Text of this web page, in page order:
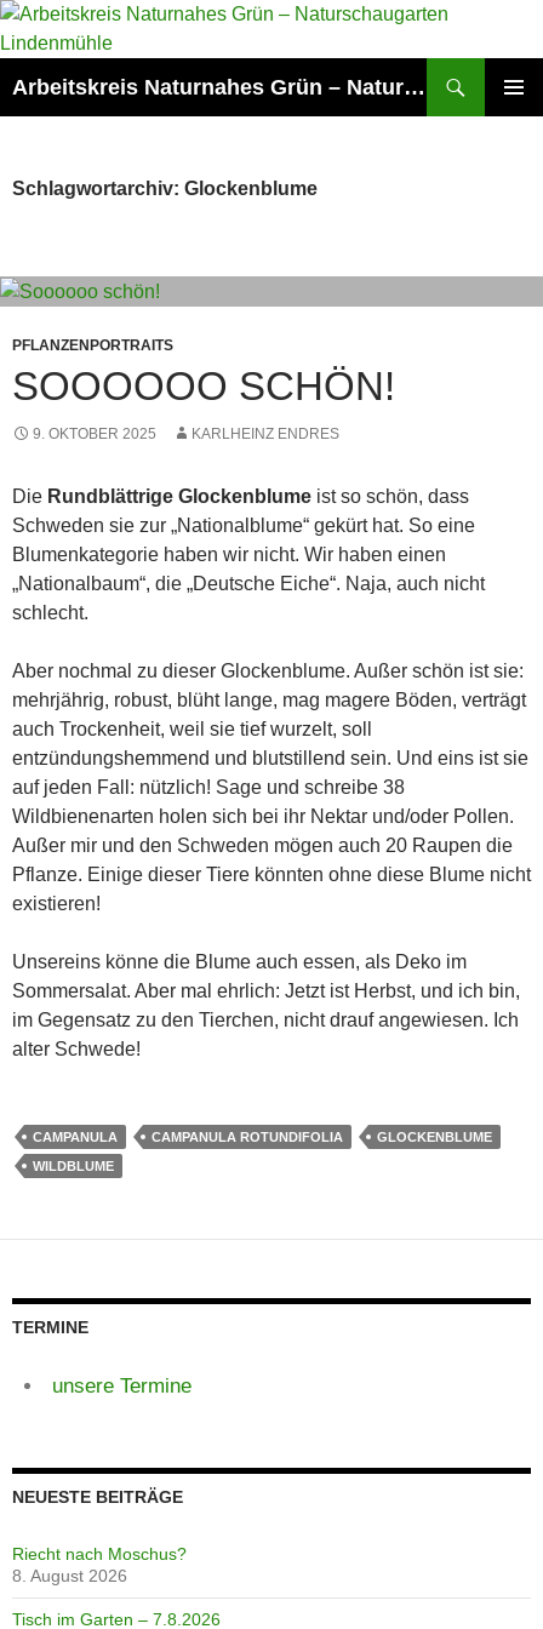
Zum
Inhalt
Arbeitskreis Naturnahes Grün – Naturschaugarten Lindenmühle
Schlagwortarchiv: Glockenblume
PFLANZENPORTRAITS
SOOOOOO SCHÖN!
9. OKTOBER 2025 KARLHEINZ ENDRES
Die Rundblättrige Glockenblume ist so schön, dass
Schweden sie zur „Nationalblume“ gekürt hat. So eine
Blumenkategorie haben wir nicht. Wir haben einen
„Nationalbaum“, die „Deutsche Eiche“. Naja, auch nicht
schlecht.
Aber nochmal zu dieser Glockenblume. Außer schön ist sie:
mehrjährig, robust, blüht lange, mag magere Böden, verträgt
auch Trockenheit, weil sie tief wurzelt, soll
entzündungshemmend und blutstillend sein. Und eins ist sie
auf jeden Fall: nützlich! Sage und schreibe 38
Wildbienenarten holen sich bei ihr Nektar und/oder Pollen.
Außer mir und den Schweden mögen auch 20 Raupen die
Pflanze. Einige dieser Tiere könnten ohne diese Blume nicht
existieren!
Unsereins könne die Blume auch essen, als Deko im
Sommersalat. Aber mal ehrlich: Jetzt ist Herbst, und ich bin,
im Gegensatz zu den Tierchen, nicht drauf angewiesen. Ich
alter Schwede!
CAMPANULA CAMPANULA ROTUNDIFOLIA
GLOCKENBLUME
WILDBLUME
TERMINE
unsere Termine
NEUESTE BEITRÄGE
Riecht nach Moschus?
8. August 2026
Tisch im Garten – 7.8.2026